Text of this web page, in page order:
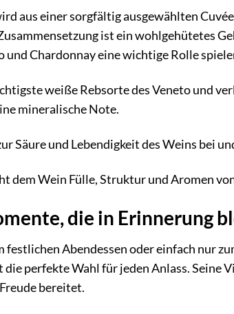
aus einer sorgfältig ausgewählten
ist ein wohlgehütetes
und Chardonnay eine wichtige Rolle
weiße Rebsorte des Veneto und
mineralische Note.
Säure und Lebendigkeit des Weins bei
dem Wein Fülle, Struktur und Aromen
die in Erinnerung
Abendessen oder einfach nur
perfekte Wahl für jeden Anlass. Seine
bereitet.